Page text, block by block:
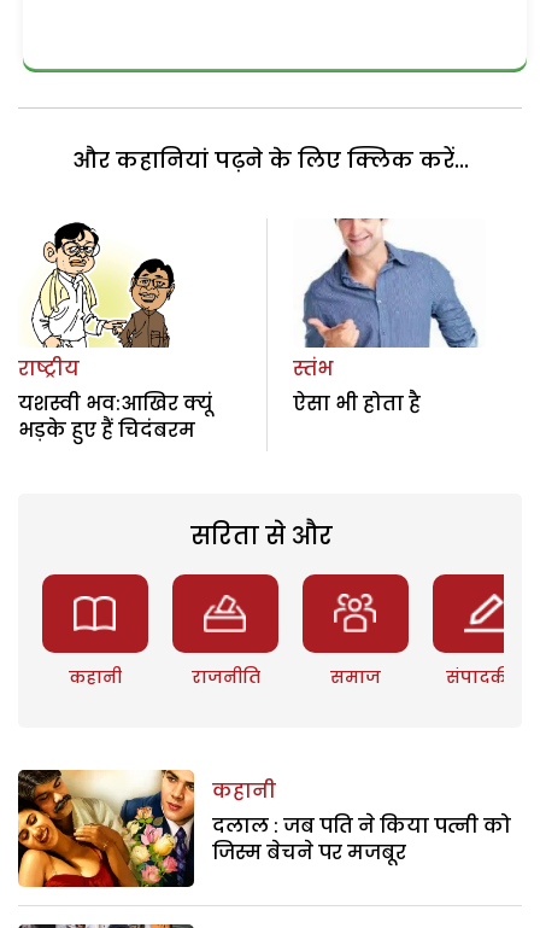
और कहानियां पढ़ने के लिए क्लिक करें...
राष्ट्रीय
यशस्वी भव:आखिर क्यूं
भड़के हुए हैं चिदंबरम
स्तंभ
ऐसा भी होता है
सरिता से और
कहानी राजनीति समाज संपादकीय
कहानी
दलाल : जब पति ने किया पत्नी को
जिस्म बेचने पर मजबूर